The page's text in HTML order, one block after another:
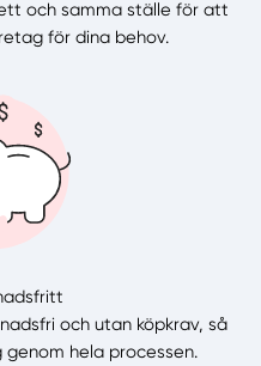
och samma ställe för att
för dina behov.
och utan köpkrav, så
hela processen.